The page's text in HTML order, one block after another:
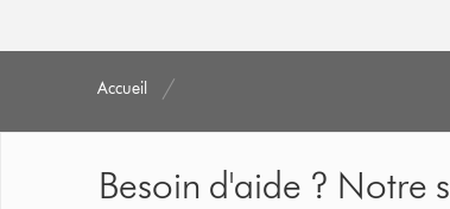
Accueil
Besoin d'aide ? Notre